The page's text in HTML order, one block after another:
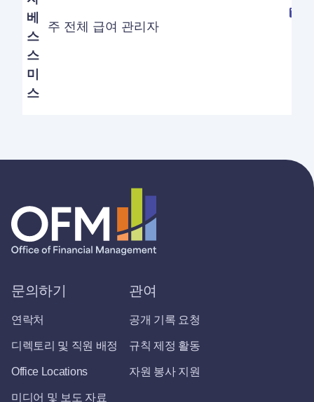
베
스
스
미
스
주 전체 급여 관리자
문의하기
연락처
디렉토리 및 직원 배정
Office Locations
미디어 및 보도 자료
관여
공개 기록 요청
규칙 제정 활동
자원 봉사 지원